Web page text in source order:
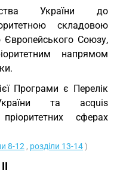
України до
складовою
Європейського Союзу,
напрямом
Програми є Перелік
та acquis
сферах
8-12 , розділи 13-14)